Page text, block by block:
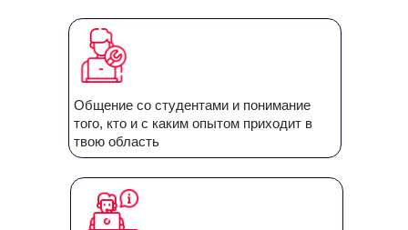
Общение со студентами и понимание
того, кто и с каким опытом приходит в
твою область